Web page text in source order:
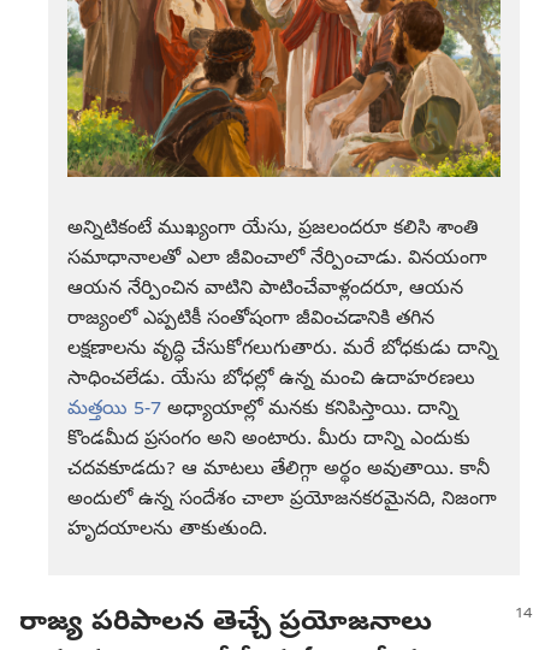
అన్నిటికంటే ముఖ్యంగా యేసు, ప్రజలందరూ కలిసి శాంతి
సమాధానాలతో ఎలా జీవించాలో నేర్పించాడు. వినయంగా
ఆయన నేర్పించిన వాటిని పాటించేవాళ్లందరూ, ఆయన
రాజ్యంలో ఎప్పటికీ సంతోషంగా జీవించడానికి తగిన
లక్షణాలను వృద్ధి చేసుకోగలుగుతారు. మరే బోధకుడు దాన్ని
సాధించలేడు. యేసు బోధల్లో ఉన్న మంచి ఉదాహరణలు
మత్తయి 5-7 అధ్యాయాల్లో మనకు కనిపిస్తాయి. దాన్ని
కొండమీద ప్రసంగం అని అంటారు. మీరు దాన్ని ఎందుకు
చదవకూడదు? ఆ మాటలు తేలిగ్గా అర్థం అవుతాయి. కానీ
అందులో ఉన్న సందేశం చాలా ప్రయోజనకరమైనది, నిజంగా
హృదయాలను తాకుతుంది.
రాజ్య పరిపాలన తెచ్చే ప్రయోజనాలు